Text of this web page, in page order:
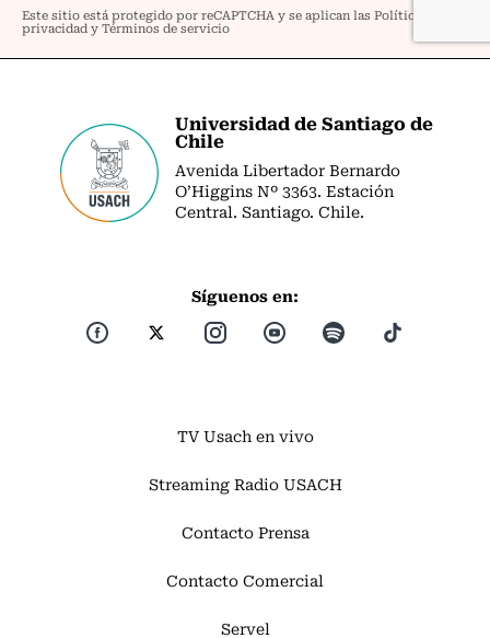
Universidad de Santiago de
Chile
Avenida Libertador Bernardo
O’Higgins Nº 3363. Estación
Central. Santiago. Chile.
Síguenos en:
TV Usach en vivo
Streaming Radio USACH
Contacto Prensa
Contacto Comercial
Servel